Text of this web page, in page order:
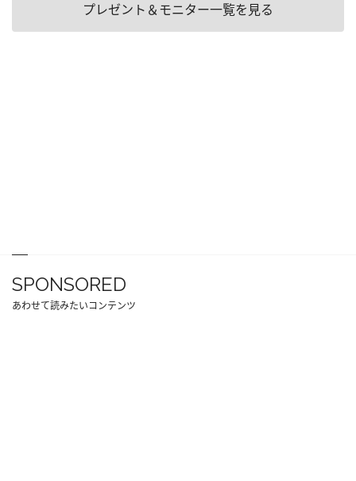
プレゼント＆モニター一覧を見る
SPONSORED
あわせて読みたいコンテンツ